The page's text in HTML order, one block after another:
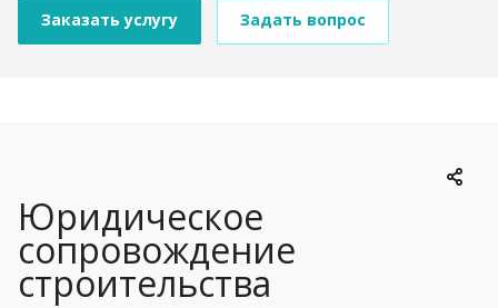
Заказать услугу Задать вопрос
Юридическое
сопровождение
строительства